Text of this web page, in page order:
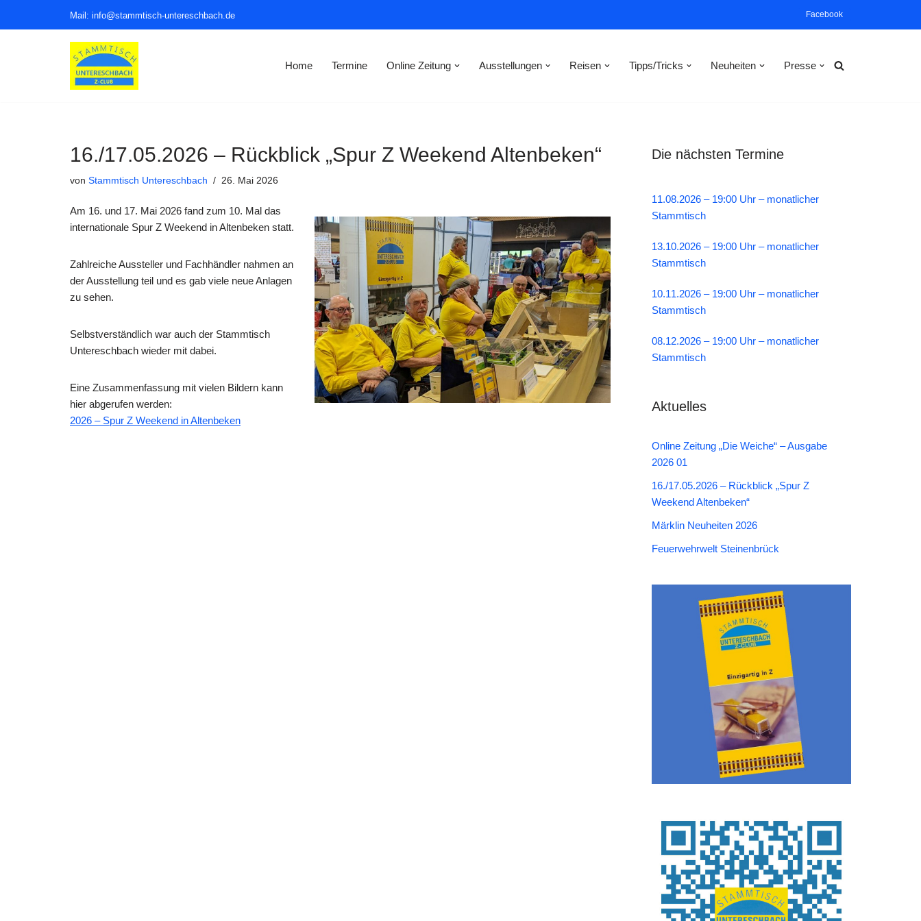
Mail: info@stammtisch-untereschbach.de Facebook
Home Termine Online Zeitung Ausstellungen Reisen Tipps/Tricks Neuheiten Presse
16./17.05.2026 – Rückblick „Spur Z Weekend Altenbeken“
von Stammtisch Untereschbach 26. Mai 2026
Am 16. und 17. Mai 2026 fand zum 10. Mal das
internationale Spur Z Weekend in Altenbeken statt.
Zahlreiche Aussteller und Fachhändler nahmen an
der Ausstellung teil und es gab viele neue Anlagen
zu sehen.
Selbstverständlich war auch der Stammtisch
Untereschbach wieder mit dabei.
Eine Zusammenfassung mit vielen Bildern kann
hier abgerufen werden:
2026 – Spur Z Weekend in Altenbeken
Die nächsten Termine
11.08.2026 – 19:00 Uhr – monatlicher
Stammtisch
13.10.2026 – 19:00 Uhr – monatlicher
Stammtisch
10.11.2026 – 19:00 Uhr – monatlicher
Stammtisch
08.12.2026 – 19:00 Uhr – monatlicher
Stammtisch
Aktuelles
Online Zeitung „Die Weiche“ – Ausgabe
2026 01
16./17.05.2026 – Rückblick „Spur Z
Weekend Altenbeken“
Märklin Neuheiten 2026
Feuerwehrwelt Steinenbrück